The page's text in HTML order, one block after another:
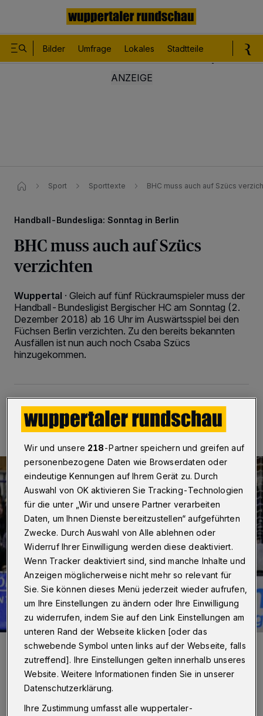
Bilder Umfrage Lokales Stadtteile
Sport Sporttexte BHC muss auch auf Szücs
Handball-Bundesliga: Sonntag in Berlin
BHC muss auch auf Szücs
verzichten
Wuppertal · Gleich auf fünf Rückraumspieler muss der
Handball-Bundesligist Bergischer HC am Sonntag (2.
Dezember 2018) ab 16 Uhr im Auswärtsspiel bei den
Füchsen Berlin verzichten. Zu den bereits bekannten
Ausfällen ist nun auch noch Csaba Szücs
hinzugekommen.
Linus Arnesson wird stark gefordert sein.
Foto: Dirk Freund
Wir und unsere 218-Partner speichern und greifen auf
personenbezogene Daten wie Browserdaten oder
eindeutige Kennungen auf Ihrem Gerät zu. Durch
Auswahl von OK aktivieren Sie Tracking-Technologien
für die unter „Wir und unsere Partner verarbeiten
Daten, um Ihnen Dienste bereitzustellen“ aufgeführten
Zwecke. Durch Auswahl von Alle ablehnen oder
Widerruf Ihrer Einwilligung werden diese deaktiviert.
Wenn Tracker deaktiviert sind, sind manche Inhalte und
Anzeigen möglicherweise nicht mehr so relevant für
Sie. Sie können dieses Menü jederzeit wieder aufrufen,
um Ihre Einstellungen zu ändern oder Ihre Einwilligung
zu widerrufen, indem Sie auf den Link Einstellungen am
unteren Rand der Webseite klicken [oder das
schwebende Symbol unten links auf der Webseite, falls
zutreffend]. Ihre Einstellungen gelten innerhalb unseres
Website. Weitere Informationen finden Sie in unserer
Datenschutzerklärung.
Ihre Zustimmung umfasst alle wuppertaler-